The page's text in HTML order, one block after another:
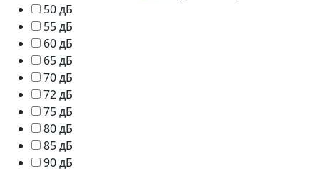
50 дБ
55 дБ
60 дБ
65 дБ
70 дБ
72 дБ
75 дБ
80 дБ
85 дБ
90 дБ